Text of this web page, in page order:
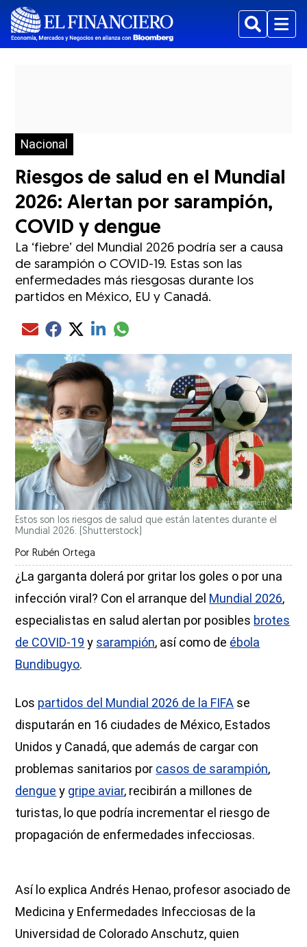
BuscarMenu
Nacional
Riesgos de salud en el Mundial
2026: Alertan por sarampión,
COVID y dengue
La ‘fiebre’ del Mundial 2026 podría ser a causa
de sarampión o COVID-19. Estas son las
enfermedades más riesgosas durante los
partidos en México, EU y Canadá.
Compartir el artículo actual mediante Email
Compartir el artículo actual mediante Facebook
Compartir el artículo actual mediante Twitter
Compartir el artículo actual mediante LinkedIn
Compartir el artículo actual mediante
Estos son los riesgos de salud que están latentes durante el
Mundial 2026. (Shutterstock)
Por Rubén Ortega
¿La garganta dolerá por gritar los goles o por una
infección viral? Con el arranque del Mundial 2026,
especialistas en salud alertan por posibles brotes
de COVID-19 y sarampión, así como de ébola
Bundibugyo.
Los partidos del Mundial 2026 de la FIFA se
disputarán en 16 ciudades de México, Estados
Unidos y Canadá, que además de cargar con
problemas sanitarios por casos de sarampión,
dengue y gripe aviar, recibirán a millones de
turistas, lo que podría incrementar el riesgo de
propagación de enfermedades infecciosas.
Así lo explica Andrés Henao, profesor asociado de
Medicina y Enfermedades Infecciosas de la
Universidad de Colorado Anschutz, quien